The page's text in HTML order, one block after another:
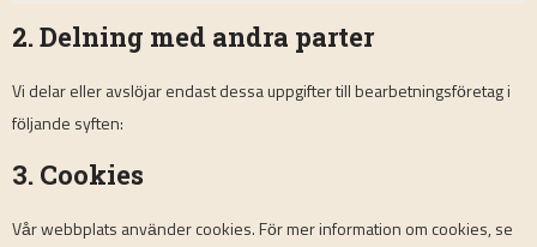
2. Delning med andra parter
Vi delar eller avslöjar endast dessa uppgifter till bearbetningsföretag i
följande syften:
3. Cookies
Vår webbplats använder cookies. För mer information om cookies, se